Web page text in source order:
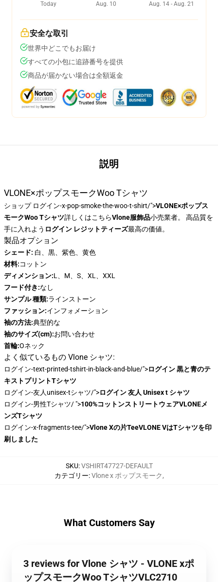
Today
Aug. 10
Aug. 14 - Aug. 21
安全な取引
世界中どこでもお届け
すべての小包に追跡番号を提供
商品が届かない場合は全額返金
説明
VLONE×ポップスモークWoo Tシャツ
ショップ ログイン-x-pop-smoke-the-woo-t-shirt/">VLONE×ポップス
モークWoo Tシャツ詳しくはこちらVlone服飾品小売業者。 高品質を
手に入れよう ログイン レジットティーズ最高の価値。
製品オプション
シェード: 白、黒、紫色、黄色
材料:コットン
ディメンション:L、M、S、XL、XXL
フード付き:なし
サンプル 種類:ラインストーン
ファッション:インフォメーション
袖の方法:典型的な
袖のサイズ(cm):お問い合わせ
首輪:Oネック
よく似ているもの Vlone シャツ:
ログイン-text-printed-tshirt-in-black-and-blue/">ログイン 黒と青のテ
キストプリントTシャツ
ログイン-友人unisex-tシャツ/">ログイン 友人 Unisex t シャツ
ログイン-男性Tシャツ/ ">100%コットンストリートウェアVLONEメ
ンズTシャツ
ログイン-x-fragments-tee/">Vlone Xの片TeeVLONE VはTシャツを印
刷しました
SKU:VSHIRT47727-DEFAULT
カテゴリー:Vlone x ポップスモーク,
What Customers Say
3 reviews for Vlone シャツ - VLONE xポ
ップスモークWoo TシャツVLC2710